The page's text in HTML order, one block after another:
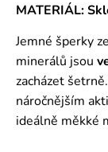
MATERIÁL:
Jemné šperky
minerálů jsou
zacházet
náročnějším
ideálně měkké